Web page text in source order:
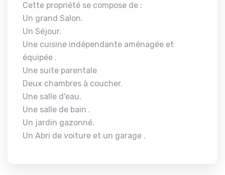
Cette propriété se compose de :
Un grand Salon.
Un Séjour.
Une cuisine indépendante aménagée et
équipée .
Une suite parentale
Deux chambres à coucher.
Une salle d'eau.
Une salle de bain .
Un jardin gazonné.
Un Abri de voiture et un garage .